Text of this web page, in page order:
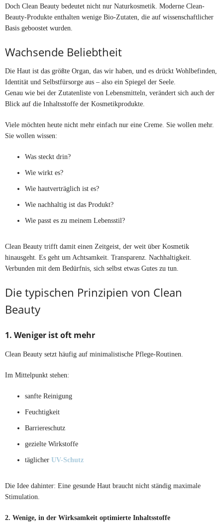
Doch Clean Beauty bedeutet nicht nur Naturkosmetik. Moderne Clean-
Beauty-Produkte enthalten wenige Bio-Zutaten, die auf wissenschaftlicher
Basis geboostet wurden.
Wachsende Beliebtheit
Die Haut ist das größte Organ, das wir haben, und es drückt Wohlbefinden,
Identität und Selbstfürsorge aus – also ein Spiegel der Seele.
Genau wie bei der Zutatenliste von Lebensmitteln, verändert sich auch der
Blick auf die Inhaltsstoffe der Kosmetikprodukte.
Viele möchten heute nicht mehr einfach nur eine Creme. Sie wollen mehr.
Sie wollen wissen:
Was steckt drin?
Wie wirkt es?
Wie hautverträglich ist es?
Wie nachhaltig ist das Produkt?
Wie passt es zu meinem Lebensstil?
Clean Beauty trifft damit einen Zeitgeist, der weit über Kosmetik
hinausgeht. Es geht um Achtsamkeit. Transparenz. Nachhaltigkeit.
Verbunden mit dem Bedürfnis, sich selbst etwas Gutes zu tun.
Die typischen Prinzipien von Clean
Beauty
1. Weniger ist oft mehr
Clean Beauty setzt häufig auf minimalistische Pflege-Routinen.
Im Mittelpunkt stehen:
sanfte Reinigung
Feuchtigkeit
Barriereschutz
gezielte Wirkstoffe
täglicher UV-Schutz
Die Idee dahinter: Eine gesunde Haut braucht nicht ständig maximale
Stimulation.
2. Wenige, in der Wirksamkeit optimierte Inhaltsstoffe